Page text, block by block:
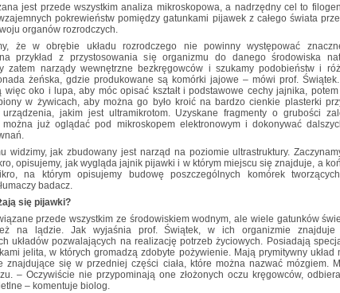
jest przede wszystkim analiza mikroskopowa, a nadrzędny cel to
pokrewieństw pomiędzy gatunkami pijawek z całego świata
organów rozrodczych.
że w obrębie układu rozrodczego nie powinny występować
przykład z przystosowania się organizmu do danego środowiska
zatem narządy wewnętrzne bezkręgowców i szukamy podobieństw i
żeńska, gdzie produkowane są komórki jajowe – mówi prof.
więc oko i lupa, aby móc opisać kształt i podstawowe cechy jajnika,
w żywicach, aby można go było kroić na bardzo cienkie plasterki
urządzenia, jakim jest ultramikrotom. Uzyskane fragmenty o grubości
można już oglądać pod mikroskopem elektronowym i dokonywać
widzimy, jak zbudowany jest narząd na poziomie ultrastruktury.
opisujemy, jak wygląda jajnik pijawki i w którym miejscu się znajduje, a
na którym opisujemy budowę poszczególnych komórek
badacz.
się pijawki?
przede wszystkim ze środowiskiem wodnym, ale wiele gatunków
na lądzie. Jak wyjaśnia prof. Świątek, w ich organizmie
układów pozwalających na realizację potrzeb życiowych. Posiadają
jelita, w których gromadzą zdobyte pożywienie. Mają prymitywny układ
znajdujące się w przedniej części ciała, które można nazwać mózgiem.
– Oczywiście nie przypominają one złożonych oczu kręgowców,
– komentuje biolog.